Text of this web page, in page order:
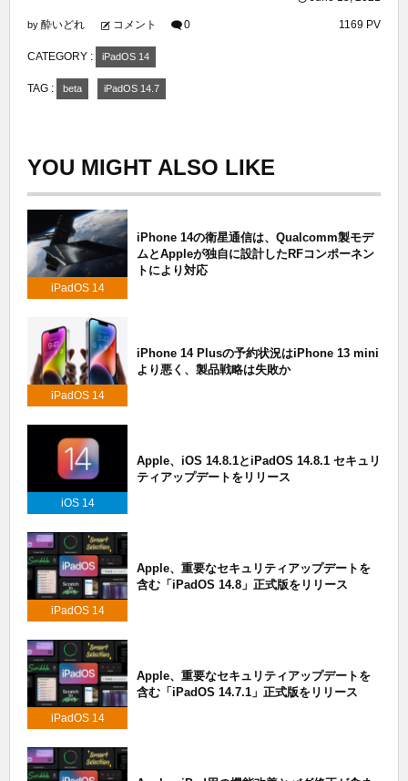
by 酔いどれ コメント 0 1169 PV
CATEGORY : iPadOS 14
TAG : beta iPadOS 14.7
YOU MIGHT ALSO LIKE
iPadOS 14
iPhone 14の衛星通信は、Qualcomm製モデ
ムとAppleが独自に設計したRFコンポーネン
トにより対応
iPadOS 14
iPhone 14 Plusの予約状況はiPhone 13 mini
より悪く、製品戦略は失敗か
iOS 14
Apple、iOS 14.8.1とiPadOS 14.8.1 セキュリ
ティアップデートをリリース
iPadOS 14
Apple、重要なセキュリティアップデートを
含む「iPadOS 14.8」正式版をリリース
iPadOS 14
Apple、重要なセキュリティアップデートを
含む「iPadOS 14.7.1」正式版をリリース